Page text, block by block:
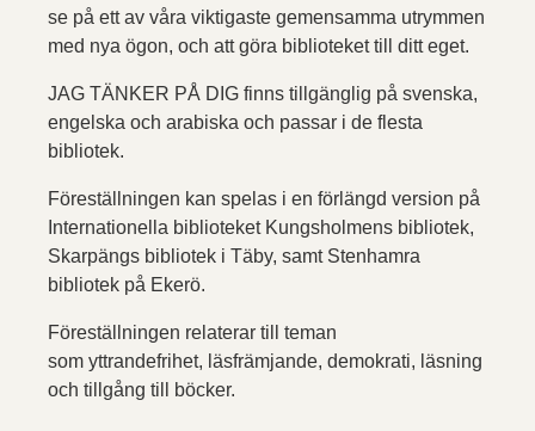
se på ett av våra viktigaste gemensamma utrymmen
med nya ögon, och att göra biblioteket till ditt eget.
JAG TÄNKER PÅ DIG finns tillgänglig på svenska,
engelska och arabiska och passar i de flesta
bibliotek.
Föreställningen kan spelas i en förlängd version på
Internationella biblioteket Kungsholmens bibliotek,
Skarpängs bibliotek i Täby, samt Stenhamra
bibliotek på Ekerö.
Föreställningen relaterar till teman
som yttrandefrihet, läsfrämjande, demokrati, läsning
och tillgång till böcker.